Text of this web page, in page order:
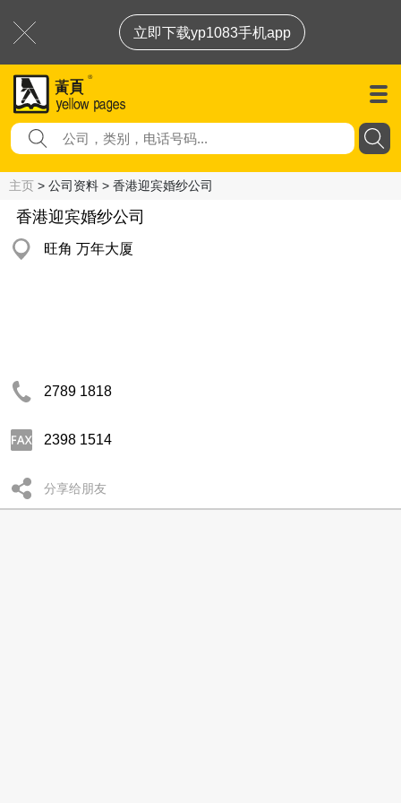
立即下载yp1083手机app
主页 > 公司资料 > 香港迎宾婚纱公司
香港迎宾婚纱公司
旺角 万年大厦
2789 1818
2398 1514
分享给朋友